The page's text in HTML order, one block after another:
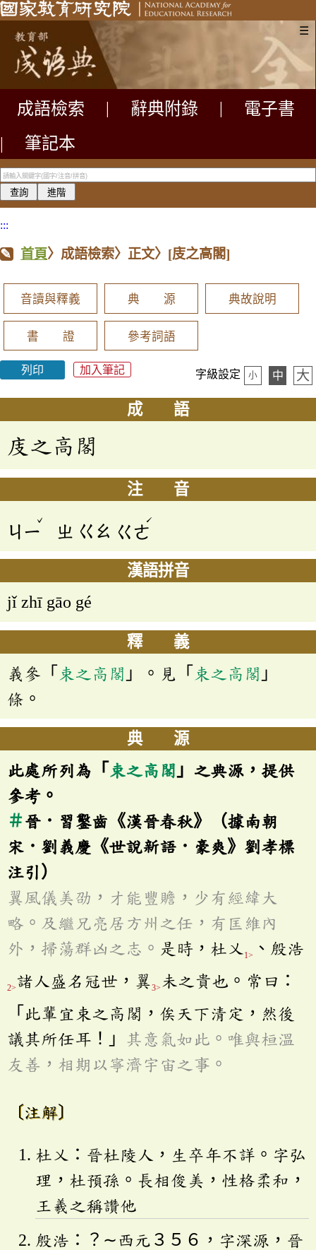
☰
成語檢索 辭典附錄
電子書
|
筆記本
:::
首頁〉成語檢索〉正文〉 [庋之高閣]
音讀與釋義 典 源 典故說明
書 證 參考詞語
列印 加入筆記 字級設定 小 中 大
成 語
庋之高閣
注 音
ㄐㄧ
ˇ
ㄓ ㄍㄠ ㄍㄜ
ˊ
漢語拼音
jǐ zhī gāo gé
釋 義
義參「 束之高閣 」。見「 束之高閣 」
條。
典 源
此處所列為「 束之高閣 」之典源，提供
參考。
＃晉．習鑿齒《漢晉春秋》（據南朝
宋．劉義慶《世說新語．豪爽》劉孝標
注引）
翼風儀美劭，才能豐贍，少有經緯大
略。及繼兄亮居方州之任，有匡維內
外，掃蕩群凶之志。 是時，杜乂1> 、殷浩
2>諸人盛名冠世，翼3> 未之貴也。常曰：
「此輩宜束之高閣，俟天下清定，然後
議其所任耳！」 其意氣如此。唯與桓溫
友善，相期以寧濟宇宙之事。
〔注解〕
杜乂：晉杜陵人，生卒年不詳。字弘
理，杜預孫。長相俊美，性格柔和，
王羲之稱讚他
殷浩：？∼西元３５６，字深源，晉